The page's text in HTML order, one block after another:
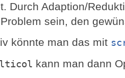
Durch Adaption/
sein, den
könnte man das mit
kann man dann